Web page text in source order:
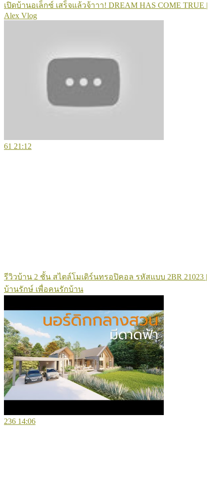
เปิดบ้านอเล็กซ์ เสร็จแล้วจ้าาา! DREAM HAS COME TRUE |
Alex Vlog
61 21:12
รีวิวบ้าน 2 ชั้น สไตล์โมเดิร์นทรอปิคอล รหัสแบบ 2BR 21023 |
บ้านรักษ์ เพื่อคนรักบ้าน
236 14:06